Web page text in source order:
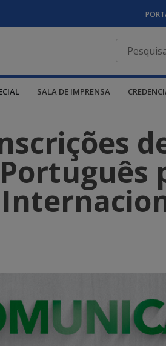
SALA DE IMPRENSA